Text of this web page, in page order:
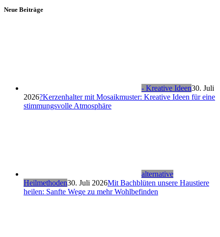
Neue Beiträge
- Kreative Ideen30. Juli
2026?Kerzenhalter mit Mosaikmuster: Kreative Ideen für eine
stimmungsvolle Atmosphäre
alternative
Heilmethoden30. Juli 2026Mit Bachblüten unsere Haustiere
heilen: Sanfte Wege zu mehr Wohlbefinden